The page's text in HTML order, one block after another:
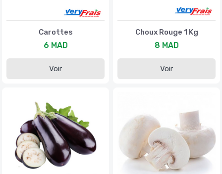
Carottes
6 MAD
Voir
Choux Rouge 1 Kg
8 MAD
Voir